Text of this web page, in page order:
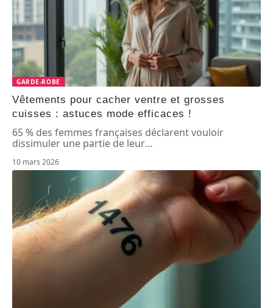
GARDE-ROBE
Vêtements pour cacher ventre et grosses
cuisses : astuces mode efficaces !
65 % des femmes françaises déclarent vouloir
dissimuler une partie de leur…
10 mars 2026